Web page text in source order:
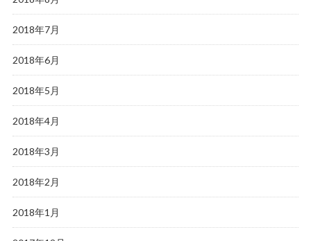
2018年7月
2018年6月
2018年5月
2018年4月
2018年3月
2018年2月
2018年1月